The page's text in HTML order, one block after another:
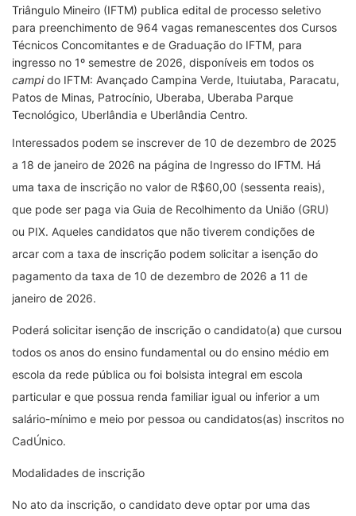
Triângulo Mineiro (IFTM) publica edital de processo seletivo
para preenchimento de 964 vagas remanescentes dos Cursos
Técnicos Concomitantes e de Graduação do IFTM, para
ingresso no 1º semestre de 2026, disponíveis em todos os
campido IFTM: Avançado Campina Verde, Ituiutaba, Paracatu,
Patos de Minas, Patrocínio, Uberaba, Uberaba Parque
Tecnológico, Uberlândia e Uberlândia Centro.
Interessados podem se inscrever de 10 de dezembro de 2025
a 18 de janeiro de 2026 na página de Ingresso do IFTM. Há
uma taxa de inscrição no valor de R$60,00 (sessenta reais),
que pode ser paga via Guia de Recolhimento da União (GRU)
ou PIX. Aqueles candidatos que não tiverem condições de
arcar com a taxa de inscrição podem solicitar a isenção do
pagamento da taxa de 10 de dezembro de 2026 a 11 de
janeiro de 2026.
Poderá solicitar isenção de inscrição o candidato(a) que cursou
todos os anos do ensino fundamental ou do ensino médio em
escola da rede pública ou foi bolsista integral em escola
particular e que possua renda familiar igual ou inferior a um
salário-mínimo e meio por pessoa ou candidatos(as) inscritos no
CadÚnico.
Modalidades de inscrição
No ato da inscrição, o candidato deve optar por uma das